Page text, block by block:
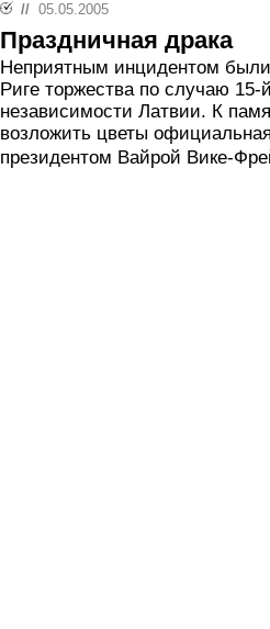
// 05.05.2005
Праздничная драка
Неприятным инцидентом
Риге торжества по случаю
независимости Латвии. К
возложить цветы
президентом Вайрой Вике-